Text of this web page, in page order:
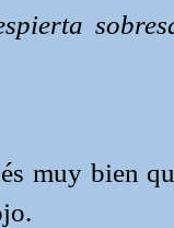
muy bien